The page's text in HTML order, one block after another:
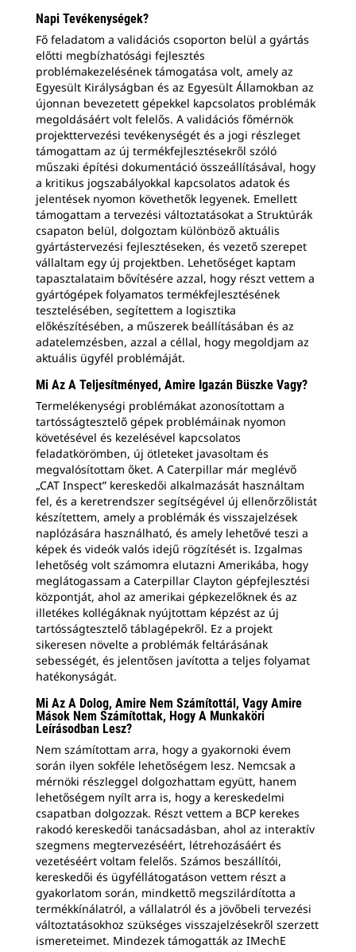
Napi Tevékenységek?
Fő feladatom a validációs csoporton belül a gyártás
előtti megbízhatósági fejlesztés
problémakezelésének támogatása volt, amely az
Egyesült Királyságban és az Egyesült Államokban az
újonnan bevezetett gépekkel kapcsolatos problémák
megoldásáért volt felelős. A validációs főmérnök
projekttervezési tevékenységét és a jogi részleget
támogattam az új termékfejlesztésekről szóló
műszaki építési dokumentáció összeállításával, hogy
a kritikus jogszabályokkal kapcsolatos adatok és
jelentések nyomon követhetők legyenek. Emellett
támogattam a tervezési változtatásokat a Struktúrák
csapaton belül, dolgoztam különböző aktuális
gyártástervezési fejlesztéseken, és vezető szerepet
vállaltam egy új projektben. Lehetőséget kaptam
tapasztalataim bővítésére azzal, hogy részt vettem a
gyártógépek folyamatos termékfejlesztésének
tesztelésében, segítettem a logisztika
előkészítésében, a műszerek beállításában és az
adatelemzésben, azzal a céllal, hogy megoldjam az
aktuális ügyfél problémáját.
Mi Az A Teljesítményed, Amire Igazán Büszke Vagy?
Termelékenységi problémákat azonosítottam a
tartósságtesztelő gépek problémáinak nyomon
követésével és kezelésével kapcsolatos
feladatkörömben, új ötleteket javasoltam és
megvalósítottam őket. A Caterpillar már meglévő
„CAT Inspect” kereskedői alkalmazását használtam
fel, és a keretrendszer segítségével új ellenőrzőlistát
készítettem, amely a problémák és visszajelzések
naplózására használható, és amely lehetővé teszi a
képek és videók valós idejű rögzítését is. Izgalmas
lehetőség volt számomra elutazni Amerikába, hogy
meglátogassam a Caterpillar Clayton gépfejlesztési
központját, ahol az amerikai gépkezelőknek és az
illetékes kollégáknak nyújtottam képzést az új
tartósságtesztelő táblagépekről. Ez a projekt
sikeresen növelte a problémák feltárásának
sebességét, és jelentősen javította a teljes folyamat
hatékonyságát.
Mi Az A Dolog, Amire Nem Számítottál, Vagy Amire
Mások Nem Számítottak, Hogy A Munkaköri
Leírásodban Lesz?
Nem számítottam arra, hogy a gyakornoki évem
során ilyen sokféle lehetőségem lesz. Nemcsak a
mérnöki részleggel dolgozhattam együtt, hanem
lehetőségem nyílt arra is, hogy a kereskedelmi
csapatban dolgozzak. Részt vettem a BCP kerekes
rakodó kereskedői tanácsadásban, ahol az interaktív
szegmens megtervezéséért, létrehozásáért és
vezetéséért voltam felelős. Számos beszállítói,
kereskedői és ügyféllátogatáson vettem részt a
gyakorlatom során, mindkettő megszilárdította a
termékkínálatról, a vállalatról és a jövőbeli tervezési
változtatásokhoz szükséges visszajelzésekről szerzett
ismereteimet. Mindezek támogatták az IMechE